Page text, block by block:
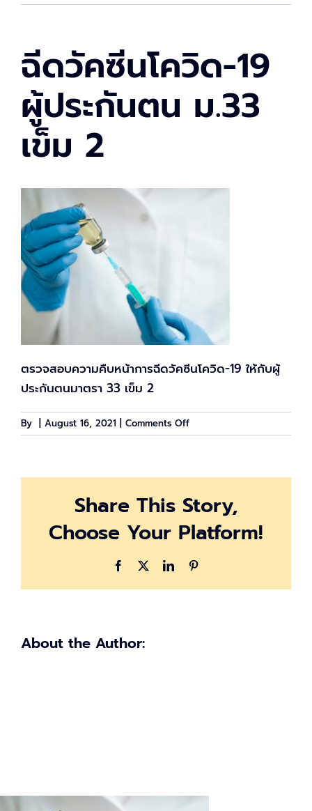
ฉีดวัคซีนโควิด-19
ผู้ประกันตน ม.33
เข็ม 2
ตรวจสอบความคืบหน้าการฉีดวัคซีนโควิด-19 ให้กับผู้
ประกันตนมาตรา 33 เข็ม 2
By August 16, 2021 Comments Offon
ฉีด
ผู้
ประกัน
ตน
เข็ม
Share This Story,
Choose Your Platform!
Facebook LinkedIn
About the Author: